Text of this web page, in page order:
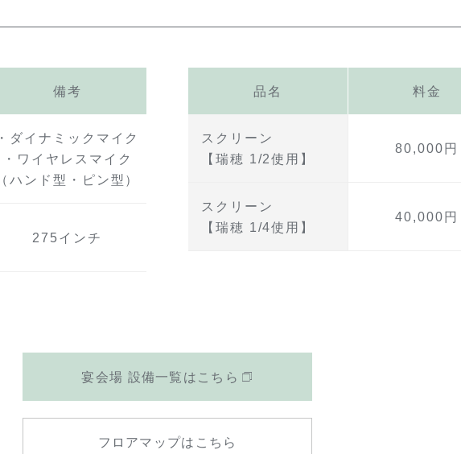
備考
・ダイナミックマイク
・ワイヤレスマイク
（ハンド型・ピン型）
275インチ
品名 料金
スクリーン
【瑞穂 1/2使用】
80,000円
スクリーン
【瑞穂 1/4使用】
40,000円
宴会場 設備一覧はこちら
フロアマップはこちら